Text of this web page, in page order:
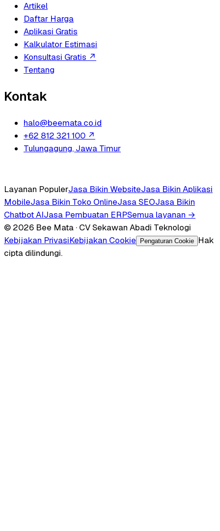
Artikel
Daftar Harga
Aplikasi Gratis
Kalkulator Estimasi
Konsultasi Gratis ↗
Tentang
Kontak
halo@beemata.co.id
+62 812 321 100 ↗
Tulungagung, Jawa Timur
Layanan PopulerJasa Bikin WebsiteJasa Bikin Aplikasi
MobileJasa Bikin Toko OnlineJasa SEOJasa Bikin
Chatbot AIJasa Pembuatan ERPSemua layanan →
© 2026 Bee Mata · CV Sekawan Abadi Teknologi
Kebijakan PrivasiKebijakan Cookie Pengaturan Cookie
Hak
cipta dilindungi.